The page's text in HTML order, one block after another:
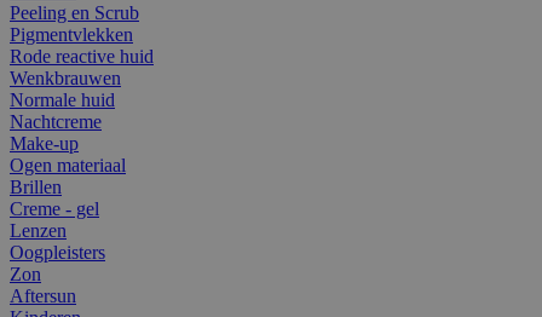
Peeling en Scrub
Pigmentvlekken
Rode reactive huid
Wenkbrauwen
Normale huid
Nachtcreme
Make-up
Ogen materiaal
Brillen
Creme - gel
Lenzen
Oogpleisters
Zon
Aftersun